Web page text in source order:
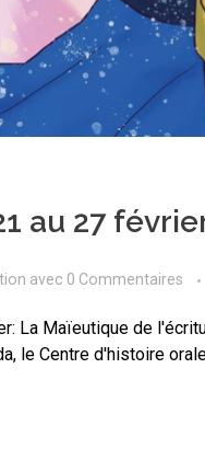
au 27
avec 0 Commentaires
La Maïeutique de
le Centre d'histoire